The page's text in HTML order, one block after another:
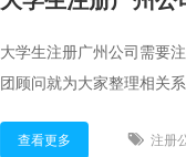
大学生注册广州公司需要
团顾问就为大家整理相关
查看更多
注册